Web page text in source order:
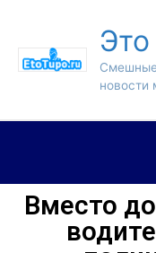
новости
Вместо